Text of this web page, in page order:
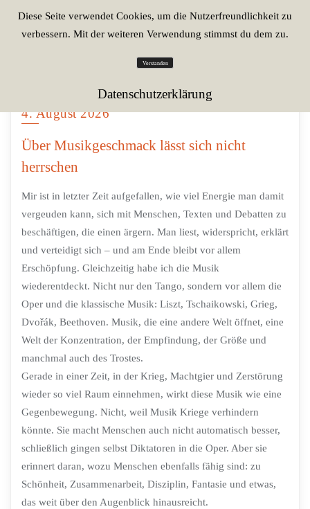
4. August 2026
Über Musikgeschmack lässt sich nicht
herrschen
Mir ist in letzter Zeit aufgefallen, wie viel Energie man damit
vergeuden kann, sich mit Menschen, Texten und Debatten zu
beschäftigen, die einen ärgern. Man liest, widerspricht, erklärt
und verteidigt sich – und am Ende bleibt vor allem
Erschöpfung. Gleichzeitig habe ich die Musik
wiederentdeckt. Nicht nur den Tango, sondern vor allem die
Oper und die klassische Musik: Liszt, Tschaikowski, Grieg,
Dvořák, Beethoven. Musik, die eine andere Welt öffnet, eine
Welt der Konzentration, der Empfindung, der Größe und
manchmal auch des Trostes.
Gerade in einer Zeit, in der Krieg, Machtgier und Zerstörung
wieder so viel Raum einnehmen, wirkt diese Musik wie eine
Gegenbewegung. Nicht, weil Musik Kriege verhindern
könnte. Sie macht Menschen auch nicht automatisch besser,
schließlich gingen selbst Diktatoren in die Oper. Aber sie
erinnert daran, wozu Menschen ebenfalls fähig sind: zu
Schönheit, Zusammenarbeit, Disziplin, Fantasie und etwas,
das weit über den Augenblick hinausreicht.
Diese Seite verwendet Cookies, um die Nutzerfreundlichkeit zu
verbessern. Mit der weiteren Verwendung stimmst du dem zu.
Verstanden
Datenschutzerklärung